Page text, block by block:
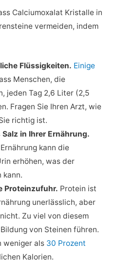
Calciumoxalat Kristalle in
vermeiden, indem
Flüssigkeiten. Einige
Menschen, die
jeden Tag 2,6 Liter (2,5
Fragen Sie Ihren Arzt, wie
richtig ist.
Salz in Ihrer Ernährung.
kann die
erhöhen, was der
kann.
Proteinzufuhr. Protein ist
unerlässlich, aber
Zu viel von diesem
von Steinen führen.
weniger als 30 Prozent
Kalorien.